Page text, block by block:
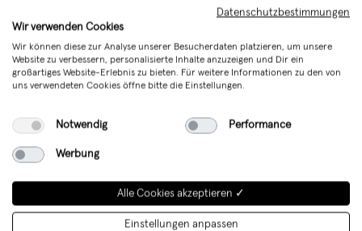
Datenschutzbestimmungen
Wir verwenden Cookies
Wir können diese zur Analyse unserer Besucherdaten platzieren, um unsere
Website zu verbessern, personalisierte Inhalte anzuzeigen und Dir ein
großartiges Website-Erlebnis zu bieten. Für weitere Informationen zu den von
uns verwendeten Cookies öffne bitte die Einstellungen.
Notwendig Performance
Werbung
Alle Cookies akzeptieren ✓
Einstellungen anpassen